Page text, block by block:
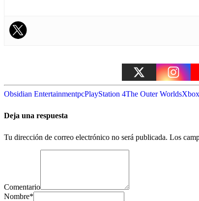
Obsidian EntertainmentpcPlayStation 4The Outer Worlds
Deja una respuesta
Tu dirección de correo electrónico no será publicada. Los
Comentario
Nombre*